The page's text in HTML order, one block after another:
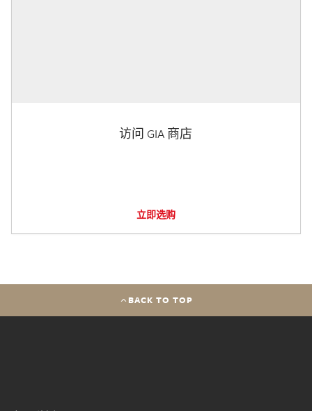
访问 GIA 商店
立即选购
BACK TO TOP